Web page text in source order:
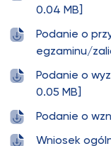
0.04 MB]
Podanie o
egzaminu/
Podanie o
0.05 MB]
Podanie o
Wniosek